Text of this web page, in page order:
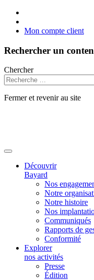
Mon compte client
Rechercher un
Chercher
Fermer et revenir au site
Découvrir
Bayard
Nos
Notre
Notre histoire
Nos
Communiqués
Rapports de
Conformité
Explorer
nos activités
Presse
Édition